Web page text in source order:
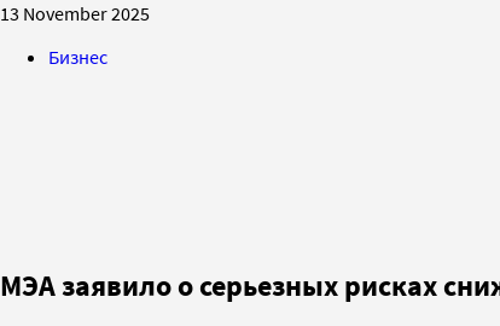
13 November 2025
Бизнес
МЭА заявило о серьезных рисках